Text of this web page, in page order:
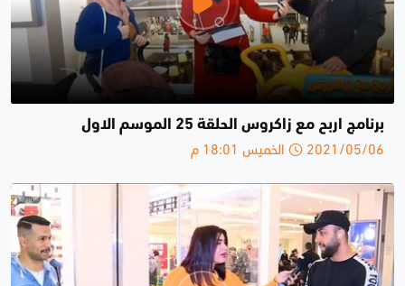
برنامج اربح مع زاكروس الحلقة 25 الموسم الاول
2021/05/06 الخميس 18:01 م